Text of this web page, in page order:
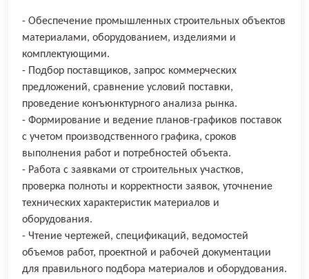
- Обеспечение промышленных строительных объектов
материалами, оборудованием, изделиями и
комплектующими.
- Подбор поставщиков, запрос коммерческих
предложений, сравнение условий поставки,
проведение конъюнктурного анализа рынка.
- Формирование и ведение планов-графиков поставок
с учетом производственного графика, сроков
выполнения работ и потребностей объекта.
- Работа с заявками от строительных участков,
проверка полноты и корректности заявок, уточнение
технических характеристик материалов и
оборудования.
- Чтение чертежей, спецификаций, ведомостей
объемов работ, проектной и рабочей документации
для правильного подбора материалов и оборудования.